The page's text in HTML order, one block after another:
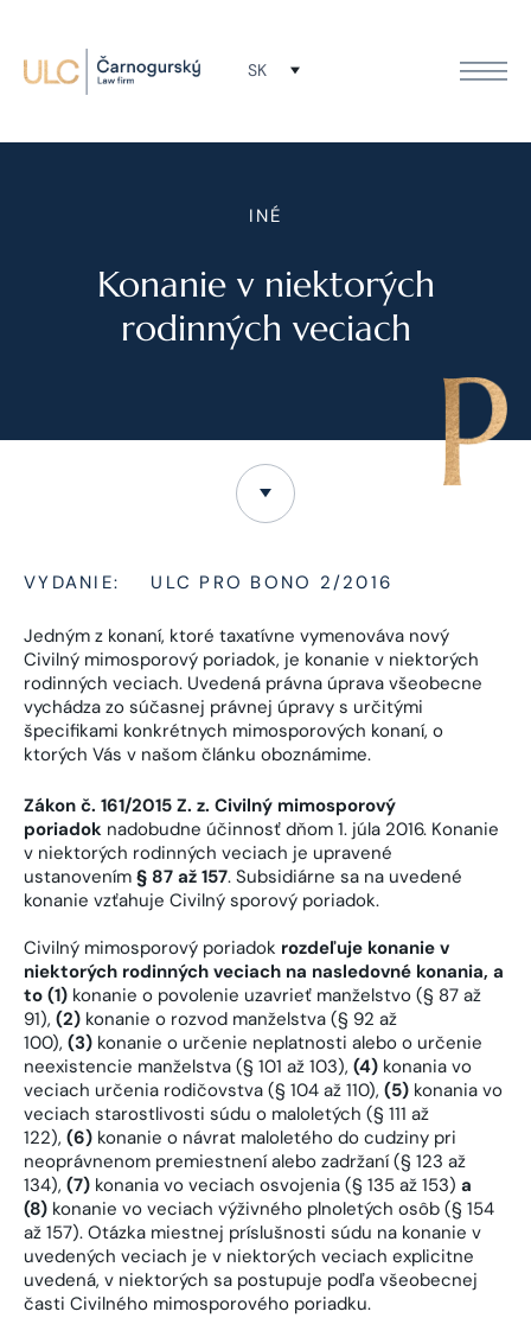
SK
INÉ
Konanie v niektorých
rodinných veciach
VYDANIE: ULC PRO BONO 2/2016
Jedným z konaní, ktoré taxatívne vymenováva nový
Civilný mimosporový poriadok, je konanie v niektorých
rodinných veciach. Uvedená právna úprava všeobecne
vychádza zo súčasnej právnej úpravy s určitými
špecifikami konkrétnych mimosporových konaní, o
ktorých Vás v našom článku oboznámime.
Zákon č. 161/2015 Z. z. Civilný mimosporový
poriadok nadobudne účinnosť dňom 1. júla 2016. Konanie
v niektorých rodinných veciach je upravené
ustanovením § 87 až 157. Subsidiárne sa na uvedené
konanie vzťahuje Civilný sporový poriadok.
Civilný mimosporový poriadok rozdeľuje konanie v
niektorých rodinných veciach na nasledovné konania, a
to (1) konanie o povolenie uzavrieť manželstvo (§ 87 až
91), (2) konanie o rozvod manželstva (§ 92 až
100), (3) konanie o určenie neplatnosti alebo o určenie
neexistencie manželstva (§ 101 až 103), (4) konania vo
veciach určenia rodičovstva (§ 104 až 110), (5) konania vo
veciach starostlivosti súdu o maloletých (§ 111 až
122), (6) konanie o návrat maloletého do cudziny pri
neoprávnenom premiestnení alebo zadržaní (§ 123 až
134), (7) konania vo veciach osvojenia (§ 135 až 153) a
(8) konanie vo veciach výživného plnoletých osôb (§ 154
až 157). Otázka miestnej príslušnosti súdu na konanie v
uvedených veciach je v niektorých veciach explicitne
uvedená, v niektorých sa postupuje podľa všeobecnej
časti Civilného mimosporového poriadku.